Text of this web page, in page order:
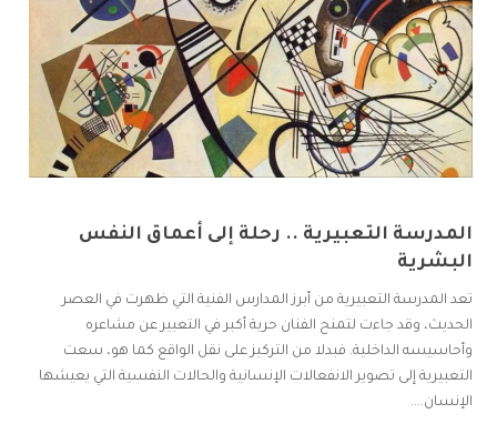
المدرسة التعبيرية .. رحلة إلى أعماق النفس
البشرية
تعد المدرسة التعبيرية من أبرز المدارس الفنية التي ظهرت في العصر
الحديث، وقد جاءت لتمنح الفنان حرية أكبر في التعبير عن مشاعره
وأحاسيسه الداخلية. فبدلا من التركيز على نقل الواقع كما هو، سعت
التعبيرية إلى تصوير الانفعالات الإنسانية والحالات النفسية التي يعيشها
الإنسان....